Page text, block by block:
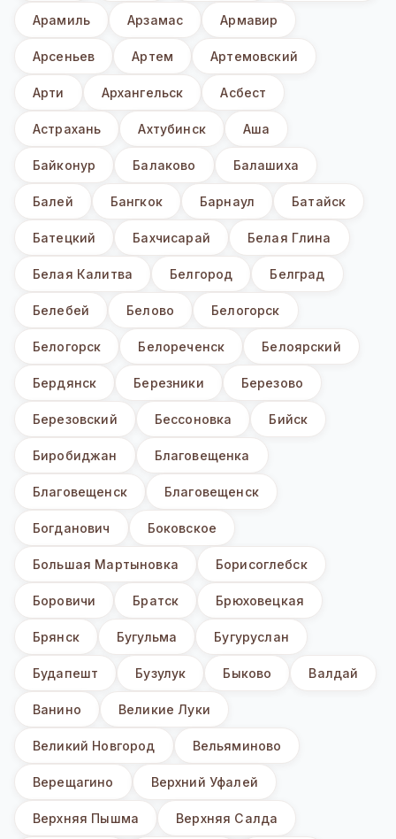
Арамиль Арзамас Армавир
Арсеньев Артем Артемовский
Арти Архангельск Асбест
Астрахань Ахтубинск Аша
Байконур Балаково Балашиха
Балей Бангкок Барнаул Батайск
Батецкий Бахчисарай Белая Глина
Белая Калитва Белгород Белград
Белебей Белово Белогорск
Белогорск Белореченск Белоярский
Бердянск Березники Березово
Березовский Бессоновка Бийск
Биробиджан Благовещенка
Благовещенск Благовещенск
Богданович Боковское
Большая Мартыновка Борисоглебск
Боровичи Братск Брюховецкая
Брянск Бугульма Бугуруслан
Будапешт Бузулук Быково Валдай
Ванино Великие Луки
Великий Новгород Вельяминово
Верещагино Верхний Уфалей
Верхняя Пышма Верхняя Салда